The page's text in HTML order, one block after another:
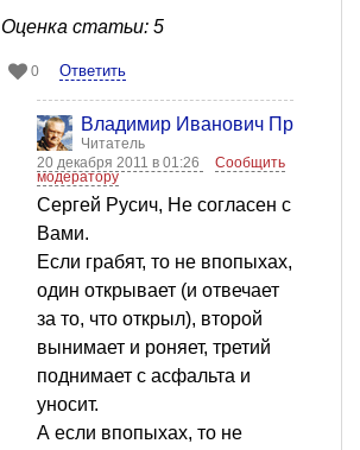
Оценка статьи: 5
0 Ответить
Владимир Иванович
Читатель
20 декабря 2011 в 01:26
Сообщить
модератору
Сергей Русич, Не согласен с
Вами.
Если грабят, то не впопыхах,
один открывает (и отвечает
за то, что открыл), второй
вынимает и роняет, третий
поднимает с асфальта и
уносит.
А если впопыхах, то не